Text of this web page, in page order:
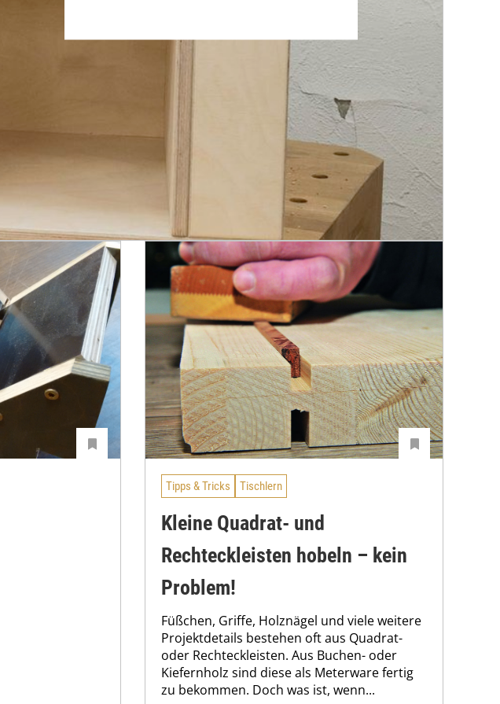
Tipps & Tricks Tischlern
Kleine Quadrat- und
Rechteckleisten hobeln – kein
Problem!
Füßchen, Griffe, Holznägel und viele weitere
Projektdetails bestehen oft aus Quadrat-
oder Rechteckleisten. Aus Buchen- oder
Kiefernholz sind diese als Meterware fertig
zu bekommen. Doch was ist, wenn...